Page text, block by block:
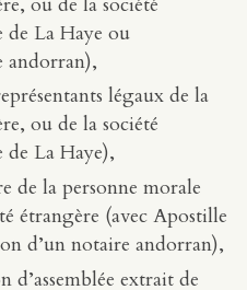
de La Haye ou
andorran),
légaux de la
ou de la société
La Haye),
de la personne morale
étrangère (avec Apostille
d’un notaire andorran),
d’assemblée extrait de